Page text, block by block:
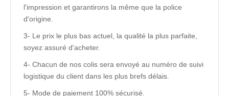
l'impression et garantirons la même que la police
d'origine.
3- Le prix le plus bas actuel, la qualité la plus parfaite,
soyez assuré d'acheter.
4- Chacun de nos colis sera envoyé au numéro de suivi
logistique du client dans les plus brefs délais.
5- Mode de paiement 100% sécurisé.